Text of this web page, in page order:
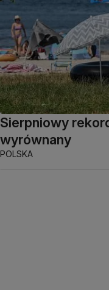
Sierpniowy
wyrównany
POLSKA